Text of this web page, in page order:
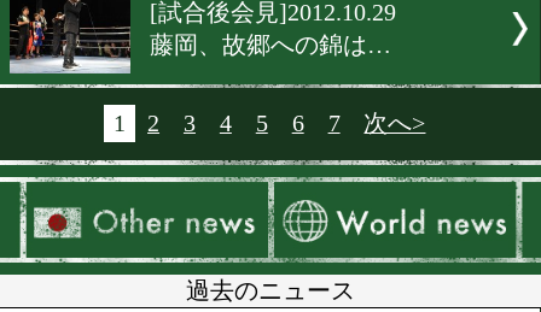
[公開練習]2012.10.29
王者の左は絶好調!!
[記者会見]2012.10.29
勝って勇気を送る!!
[公開練習]2012.10.29